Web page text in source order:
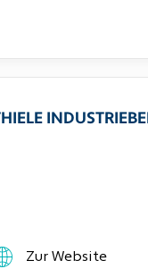
Zur Website